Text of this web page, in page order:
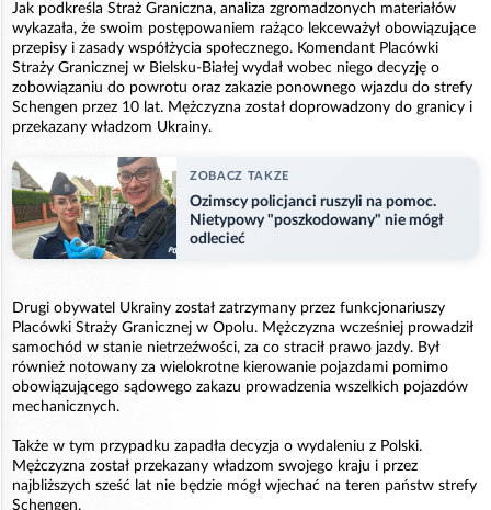
Jak podkreśla Straż Graniczna, analiza zgromadzonych materiałów
wykazała, że swoim postępowaniem rażąco lekceważył obowiązujące
przepisy i zasady współżycia społecznego. Komendant Placówki
Straży Granicznej w Bielsku-Białej wydał wobec niego decyzję o
zobowiązaniu do powrotu oraz zakazie ponownego wjazdu do strefy
Schengen przez 10 lat. Mężczyzna został doprowadzony do granicy i
przekazany władzom Ukrainy.
ZOBACZ TAKZE
Ozimscy policjanci ruszyli na pomoc.
Nietypowy "poszkodowany" nie mógł
odlecieć
Drugi obywatel Ukrainy został zatrzymany przez funkcjonariuszy
Placówki Straży Granicznej w Opolu. Mężczyzna wcześniej prowadził
samochód w stanie nietrzeźwości, za co stracił prawo jazdy. Był
również notowany za wielokrotne kierowanie pojazdami pomimo
obowiązującego sądowego zakazu prowadzenia wszelkich pojazdów
mechanicznych.
Także w tym przypadku zapadła decyzja o wydaleniu z Polski.
Mężczyzna został przekazany władzom swojego kraju i przez
najbliższych sześć lat nie będzie mógł wjechać na teren państw strefy
Schengen.